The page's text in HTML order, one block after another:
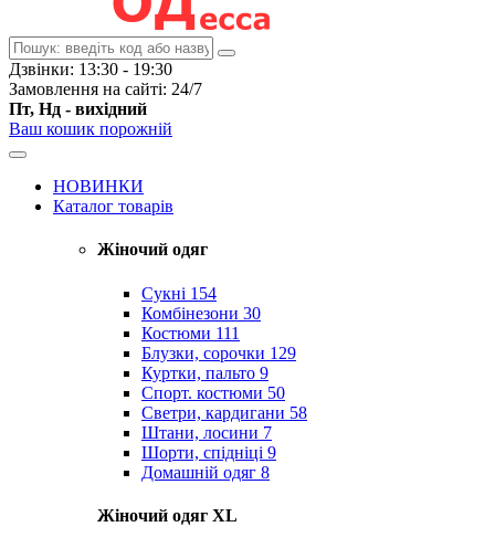
Дзвінки: 13:30 - 19:30
Замовлення на сайті: 24/7
Пт, Нд - вихідний
Ваш кошик порожній
НОВИНКИ
Каталог товарів
Жіночий одяг
Сукні 154
Комбінезони 30
Костюми 111
Блузки, сорочки 129
Куртки, пальто 9
Спорт. костюми 50
Светри, кардигани 58
Штани, лосини 7
Шорти, спідніці 9
Домашній одяг 8
Жіночий одяг XL